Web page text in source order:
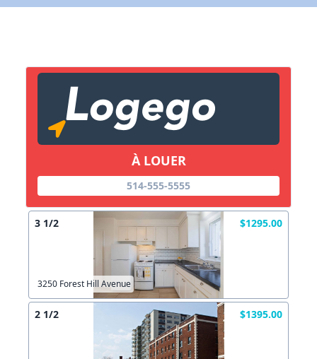
À LOUER
514-555-5555
3 1/2 $1295.00
3250 Forest Hill Avenue
2 1/2 $1395.00
Lien vers inscription (sera inclus dans courriel)
Copier lien
X Fermer